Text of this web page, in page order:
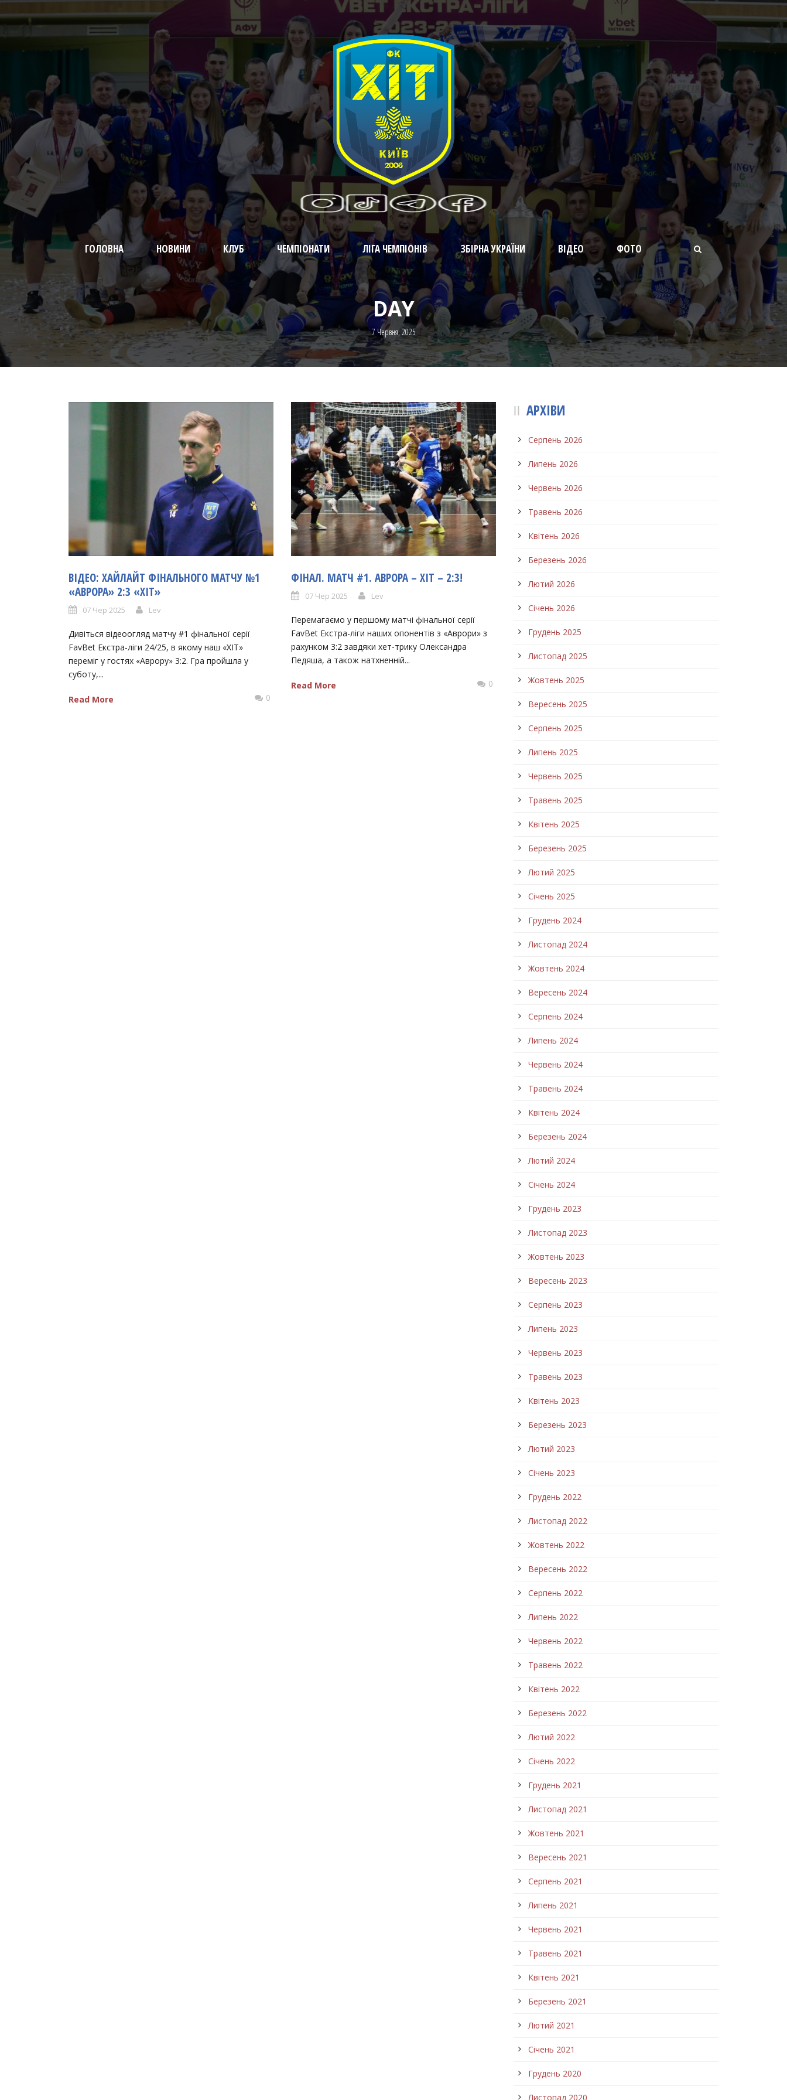
ГОЛОВНА НОВИНИ КЛУБ ЧЕМПІОНАТИ ЛІГА ЧЕМПІОНІВ ЗБІРНА УКРАЇНИ ВІДЕО ФОТО
DAY
7 Червня, 2025
ВІДЕО: ХАЙЛАЙТ ФІНАЛЬНОГО МАТЧУ №1
«АВРОРА» 2:3 «ХІТ»
07 Чер 2025 Lev
Дивіться відеоогляд матчу #1 фінальної серії
FavBet Екстра-ліги 24/25, в якому наш «ХІТ»
переміг у гостях «Аврору» 3:2. Гра пройшла у
суботу,...
Read More 0
ФІНАЛ. МАТЧ #1. АВРОРА – ХІТ – 2:3!
07 Чер 2025 Lev
Перемагаємо у першому матчі фінальної серії
FavBet Екстра-ліги наших опонентів з «Аврори» з
рахунком 3:2 завдяки хет-трику Олександра
Педяша, а також натхненній...
Read More 0
АРХІВИ
Серпень 2026
Липень 2026
Червень 2026
Травень 2026
Квітень 2026
Березень 2026
Лютий 2026
Січень 2026
Грудень 2025
Листопад 2025
Жовтень 2025
Вересень 2025
Серпень 2025
Липень 2025
Червень 2025
Травень 2025
Квітень 2025
Березень 2025
Лютий 2025
Січень 2025
Грудень 2024
Листопад 2024
Жовтень 2024
Вересень 2024
Серпень 2024
Липень 2024
Червень 2024
Травень 2024
Квітень 2024
Березень 2024
Лютий 2024
Січень 2024
Грудень 2023
Листопад 2023
Жовтень 2023
Вересень 2023
Серпень 2023
Липень 2023
Червень 2023
Травень 2023
Квітень 2023
Березень 2023
Лютий 2023
Січень 2023
Грудень 2022
Листопад 2022
Жовтень 2022
Вересень 2022
Серпень 2022
Липень 2022
Червень 2022
Травень 2022
Квітень 2022
Березень 2022
Лютий 2022
Січень 2022
Грудень 2021
Листопад 2021
Жовтень 2021
Вересень 2021
Серпень 2021
Липень 2021
Червень 2021
Травень 2021
Квітень 2021
Березень 2021
Лютий 2021
Січень 2021
Грудень 2020
Листопад 2020